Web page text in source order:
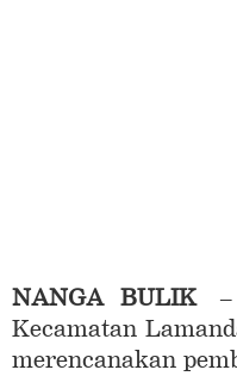
NANGA BULIK–
Kecamatan
merencanakan